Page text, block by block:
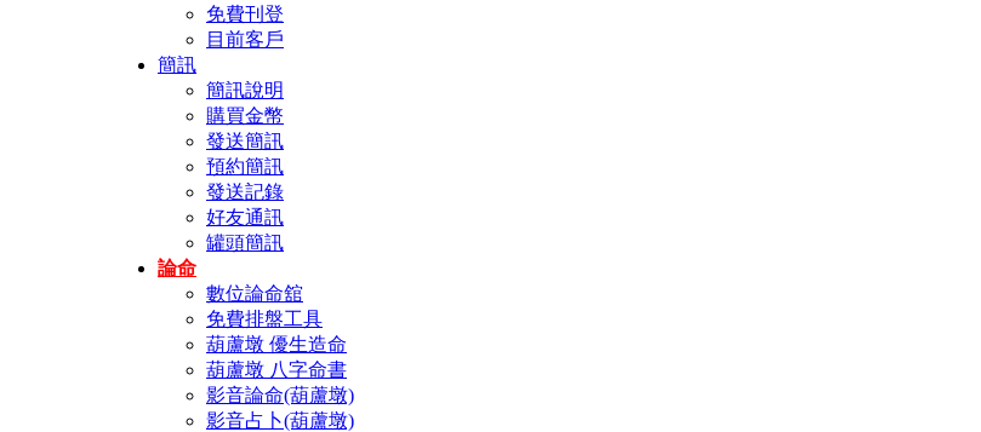
免費刊登
目前客戶
簡訊
簡訊說明
購買金幣
發送簡訊
預約簡訊
發送記錄
好友通訊
罐頭簡訊
論命
數位論命舘
免費排盤工具
葫蘆墩 優生造命
葫蘆墩 八字命書
影音論命(葫蘆墩)
影音占卜(葫蘆墩)